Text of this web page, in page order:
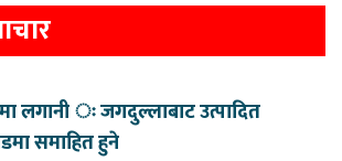
लगानी ः जगदुल्लाबाट उत्पादित
समाहित हुने